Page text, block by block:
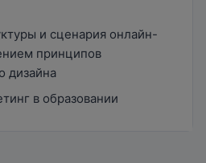
и сценария онлайн-
принципов
дизайна
в образовании